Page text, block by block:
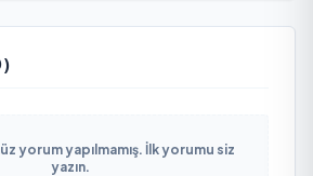
yorum yapılmamış. İlk yorumu siz
yazın.